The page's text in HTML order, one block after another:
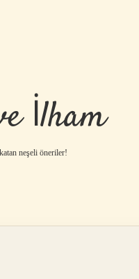
İlham
neşeli öneriler!